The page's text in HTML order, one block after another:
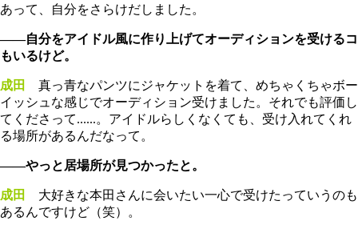
あって、自分をさらけだしました。
――自分をアイドル風に作り上げてオーディションを受けるコ
もいるけど。
成田
真っ青なパンツにジャケットを着て、めちゃくちゃボー
イッシュな感じでオーディション受けました。それでも評価し
てくださって......。アイドルらしくなくても、受け入れてくれ
る場所があるんだなって。
――やっと居場所が見つかったと。
成田
大好きな本田さんに会いたい一心で受けたっていうのも
あるんですけど（笑）。